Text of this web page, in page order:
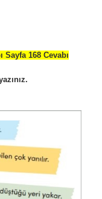
Sayfa 168 Cevabı